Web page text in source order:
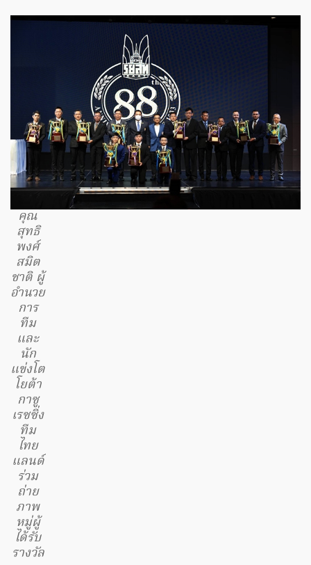
คุณ
สุทธิ
พงศ์
สมิต
ชาติ ผู้
อำนวย
การ
ทีม
และ
นัก
แข่งโต
โยต้า
กาซู
เรซซิ่ง
ทีม
ไทย
แลนด์
ร่วม
ถ่าย
ภาพ
หมู่ผู้
ได้รับ
รางวัล